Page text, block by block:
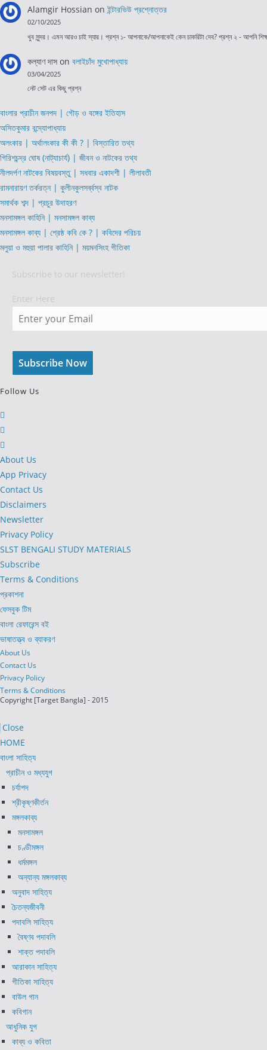
Alamgir Hossian onইন্টারভিউ প্রশ্নোত্তর
02/10/2025
খুব সুন্দর। এমন আরও চাই স্যার। প্রশ্ন ১- আপনাকে/আপনাকেই কেন চাকরিটা দেব? প্রশ্ন ২ - আপনি
কল্যাণ দাসon বলাইচাঁদ মুখোপাধ্যায়
03/04/2025
নেট সেট এর কিছু প্রশ্ন
বাংলার প্রাচীন জনপদ | গৌড় ও বঙ্গের ইতিহাস
অসিতকুমার বন্দ্যোপাধ্যায়
অলংকার | অর্থালংকার কী কী ? | বিস্তারিত তথ্য
গিরিশচন্দ্র ঘোষ (নাট্যাচার্য) | জীবন ও নাটকের তথ্য
নীলদর্পণ নাটকের বিষয়বস্তু | সধবার একাদশী | লীলাবতী
রামনারায়ণ তর্করত্ন | কুলীনকুলসর্ব্বস্ব নাটক
সমার্থক শব্দ | প্রচুর উদাহরণ
মনসামঙ্গল কাহিনি | মনসামঙ্গল কাব্য
মনসামঙ্গল কাব্য | শ্রেষ্ঠ কবি কে ? | কবিদের পরিচয়
মলুয়া ও মহুয়া পালার কাহিনি | ময়মনসিংহ গীতিকা
Subscribe to our newsletter!
Enter Here
Follow Us
new
tab
a
new
tab
in
a
new
tab
About Us
App Privacy
Contact Us
Disclaimers
Newsletter
Privacy Policy
SLST BENGALI STUDY MATERIALS
Subscribe
Terms & Conditions
প্রকাশনা
ফেসবুক টিম
বাংলা রেফারেন্স বই
ভাষাতত্ত্ব ও ব্যাকরণ
About Us
Contact Us
Privacy Policy
Terms & Conditions
Copyright [Target Bangla] - 2015
Close
HOME
বাংলা সাহিত্য
প্রাচীন ও মধ্যযুগ
চর্যাপদ
শ্রীকৃষ্ণকীর্তন
মঙ্গলকাব্য
মনসামঙ্গল
চণ্ডীমঙ্গল
ধর্মমঙ্গল
অন্যান্য মঙ্গলকাব্য
অনুবাদ সাহিত্য
চৈতন্যজীবনী
পদাবলি সাহিত্য
বৈষ্ণব পদাবলি
শাক্ত পদাবলি
আরাকান সাহিত্য
গীতিকা সাহিত্য
বাউল গান
কবিগান
আধুনিক যুগ
কাব্য ও কবিতা